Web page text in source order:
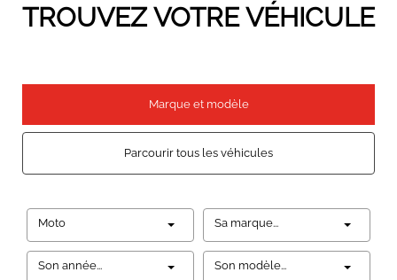
TROUVEZ VOTRE VÉHICULE
Marque et modèle
Parcourir tous les véhicules
Moto Sa marque...
Son année... Son modèle...